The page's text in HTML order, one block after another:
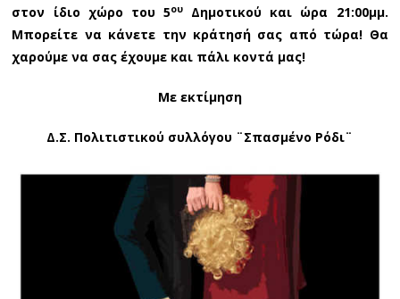
στον ίδιο χώρο του 5ου
Δημοτικού και ώρα 21:00μμ.
Μπορείτε να κάνετε την κράτησή σας από τώρα! Θα
χαρούμε να σας έχουμε και πάλι κοντά μας!
Με εκτίμηση
Δ.Σ. Πολιτιστικού συλλόγου ¨Σπασμένο Ρόδι¨